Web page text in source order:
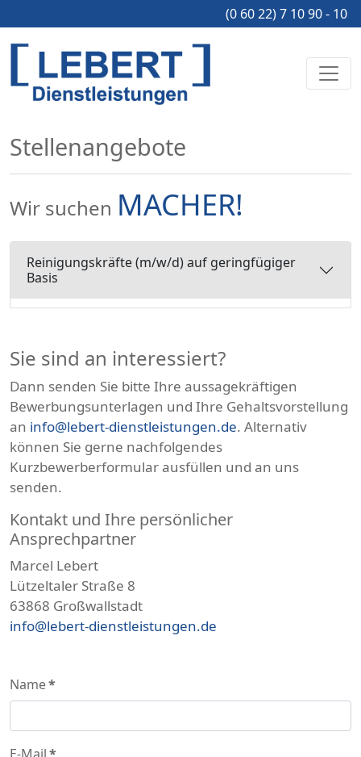
(0 60 22) 7 10 90 - 10
Stellenangebote
Wir suchen MACHER!
Reinigungskräfte (m/w/d) auf geringfügiger
Basis
Sie sind an interessiert?
Dann senden Sie bitte Ihre aussagekräftigen
Bewerbungsunterlagen und Ihre Gehaltsvorstellung
an info@lebert-dienstleistungen.de. Alternativ
können Sie gerne nachfolgendes
Kurzbewerberformular ausfüllen und an uns
senden.
Kontakt und Ihre persönlicher
Ansprechpartner
Marcel Lebert
Lützeltaler Straße 8
63868 Großwallstadt
info@lebert-dienstleistungen.de
Name*